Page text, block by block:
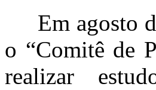
Em agosto
o “Comitê de
realizar